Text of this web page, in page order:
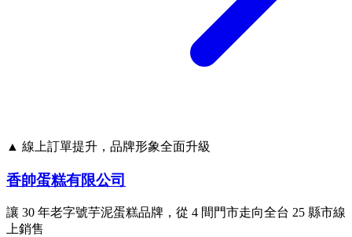
▲ 線上訂單提升，品牌形象全面升級
香帥蛋糕有限公司
讓 30 年老字號芋泥蛋糕品牌，從 4 間門市走向全台 25 縣市線
上銷售